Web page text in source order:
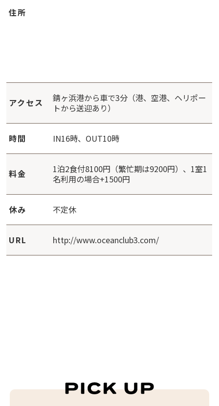
住所
アクセス
錆ヶ浜港から車で3分（港、空港、ヘリポー
トから送迎あり）
時間 IN16時、OUT10時
料金
1泊2食付8100円（繁忙期は9200円）、1室1
名利用の場合+1500円
休み 不定休
URL http://www.oceanclub3.com/